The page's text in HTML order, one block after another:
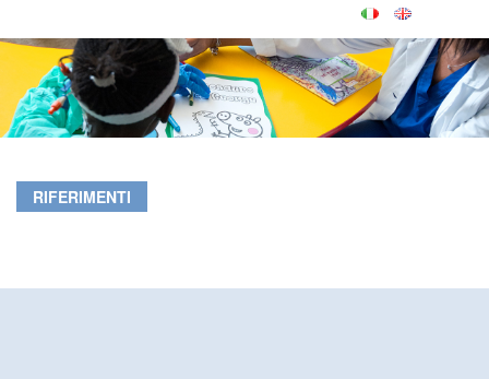
RIFERIMENTI